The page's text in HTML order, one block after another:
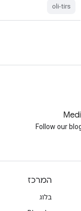
oli-tirs
Follow our
המרכז
בלוג